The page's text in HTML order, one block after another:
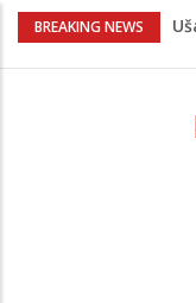
BREAKING NEWS